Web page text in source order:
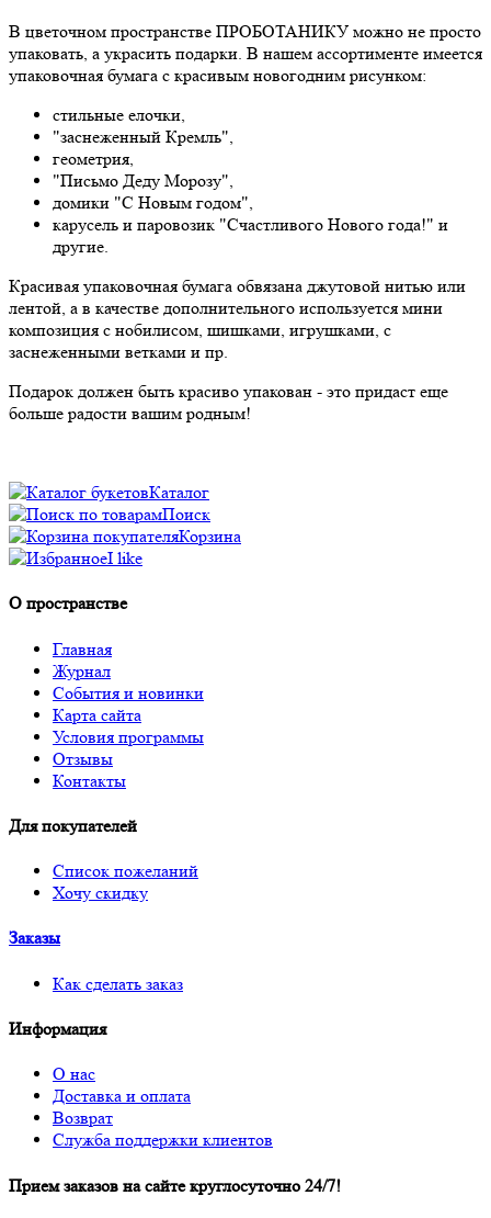
В цветочном пространстве ПРОБОТАНИКУ можно не просто
упаковать, а украсить подарки. В нашем ассортименте имеется
упаковочная бумага с красивым новогодним рисунком:
стильные елочки,
"заснеженный Кремль",
геометрия,
"Письмо Деду Морозу",
домики "С Новым годом",
карусель и паровозик "Счастливого Нового года!" и
другие.
Красивая упаковочная бумага обвязана джутовой нитью или
лентой, а в качестве дополнительного используется мини
композиция с нобилисом, шишками, игрушками, с
заснеженными ветками и пр.
Подарок должен быть красиво упакован - это придаст еще
больше радости вашим родным!
Каталог
Поиск
Корзина
I like
О пространстве
Главная
Журнал
События и новинки
Карта сайта
Условия программы
Отзывы
Контакты
Для покупателей
Список пожеланий
Хочу скидку
Заказы
Как сделать заказ
Информация
О нас
Доставка и оплата
Возврат
Служба поддержки клиентов
Прием заказов на сайте круглосуточно 24/7!